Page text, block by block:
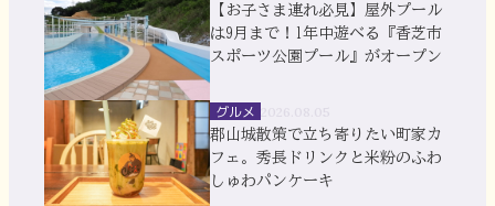
【お子さま連れ必見】屋外プール
は9月まで！1年中遊べる『香芝市
スポーツ公園プール』がオープン
グルメ
郡山城散策で立ち寄りたい町家カ
フェ。秀長ドリンクと米粉のふわ
しゅわパンケーキ